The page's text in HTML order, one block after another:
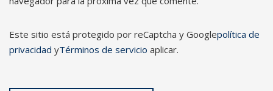
Este sitio está protegido por reCaptcha y Googlepolítica de
privacidad yTérminos de servicio aplicar.